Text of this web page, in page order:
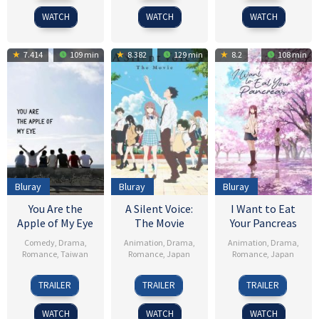
2024
WATCH
1994
WATCH
2016
WATCH
7.414 109 min
Bluray
You Are the
Apple of My Eye
Comedy, Drama
Romance ,Taiwan
19
Aug
2011
Giddens
Ko
TRAILER
WATCH
8.382 129 min
Bluray
A Silent Voice:
The Movie
Animation Drama
Romance Japan
17
Sep
2016
Naoko
Yamada
TRAILER
WATCH
8.2 108 min
Bluray
I Want to Eat
Your Pancreas
Animation Drama
Romance Japan
1
Sep
2018
Shinichiro
Ushijima
TRAILER
WATCH